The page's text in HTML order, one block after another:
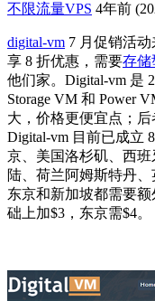
不限流量VPS 4年前
digital-vm 7 月促销活动
享 8 折优惠，需要存储
他们家。Digital-vm 是
Storage VM 和 Power
大，价格更便宜点；后
Digital-vm 目前已成立
京、美国洛杉矶、西
陆、荷兰阿姆斯特丹
东京和新加坡都需要
础上加$3，东京需$4。